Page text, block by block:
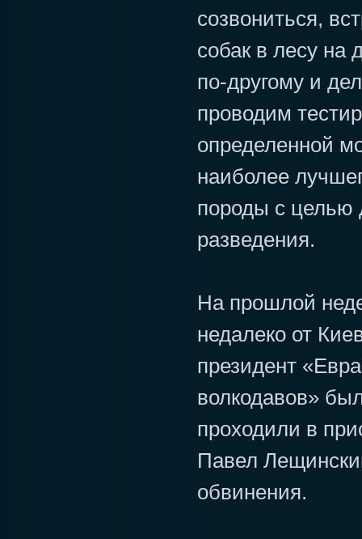
созвониться,
собак в лесу на
по-другому и
проводим
определенной
наиболее
породы с целью
разведения.
На прошлой
недалеко от
президент
волкодавов»
проходили в
Павел
обвинения.